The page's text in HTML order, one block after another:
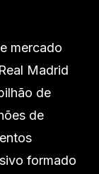
mercado
Madrid
de
de
formado